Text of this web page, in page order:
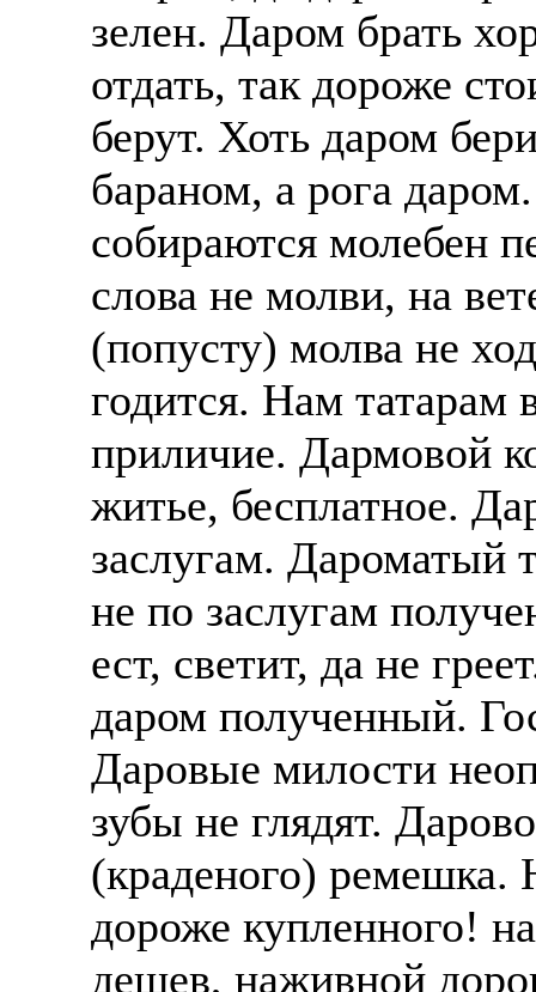
зелен. Даром брать
отдать, так дороже
берут. Хоть даром
бараном, а рога
собираются молебен
слова не молви, на
(попусту) молва не
годится. Нам татарам
приличие. Дармовой
житье, бесплатное.
заслугам. Дароматый
не по заслугам
ест, светит, да не
даром полученный.
Даровые милости
зубы не глядят.
(краденого) ремешка.
дороже купленного!
дешев, наживной